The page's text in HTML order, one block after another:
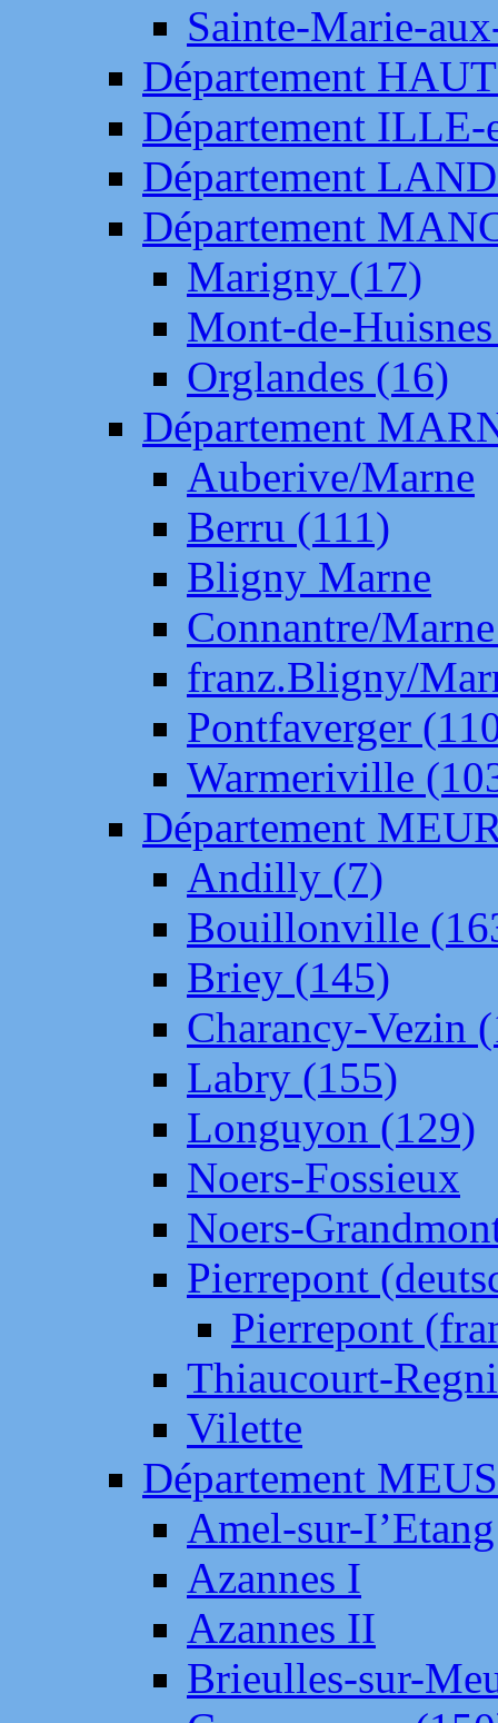
Sainte-Marie-
Département
Département
Département
Département
Marigny (17)
Mont-de-
Orglandes (16)
Département
Auberive/Marne
Berru (111)
Bligny Marne
Connantre/
franz.Bligny/
Pontfaverger
Warmeriville
Département
Andilly (7)
Bouillonville
Briey (145)
Charancy-Vezin
Labry (155)
Longuyon (129)
Noers-Fossieux
Noers-
Pierrepont
Pierrepont
Thiaucourt-
Vilette
Département
Amel-sur-
Azannes I
Azannes II
Brieulles-sur-